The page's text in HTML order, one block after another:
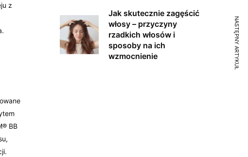
z
BB
Jak skutecznie zagęścić
włosy – przyczyny
rzadkich włosów i
sposoby na ich
wzmocnienie
NASTĘPNY ARTYKUŁ